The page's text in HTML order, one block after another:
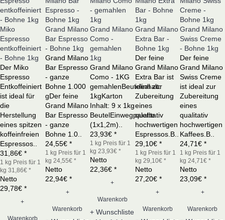
Miko
Espresso
entkoffeiniert
- Bohne 1kg
Der Miko
Espresso
Entkoffeiniert
ist ideal für
die
Herstellung
eines spitzen
koffeinfreien
Espressos..
31,86€ *
1 kg Preis für 1
kg 31,86€ *
Netto
29,78€ *
+
Warenkorb
Grand Milano
Bar Espresso
- Bohne 1kg
Grand Milano
Bar Espresso
- ganze
Bohne 1.000
gDer feine
Grand Milano
Bar Espresso
- ganze
Bohne 1.0..
24,55€ *
1 kg Preis für 1
kg 24,55€ *
Netto
22,94€ *
+
Warenkorb
Grand Milano
Como -
gemahlen
1kg
Grand Milano
Como - 1KG
gemahlenBeutelinhalt:
1kgKarton
Inhalt: 9 x 1kg
BeutelEinwegpalette
(1x1,2m)..
23,93€ *
1 kg Preis für 1
kg 23,93€ *
Netto
22,36€ *
+
Warenkorb
+ Wunschliste
Grand Milano
Extra Bar -
Bohne 1kg
Der feine
Grand Milano
Extra Bar ist
ideal zur
Zubereitung
eines
qualitativ
hochwertigen
Espressos.B..
29,10€ *
1 kg Preis für 1
kg 29,10€ *
Netto
27,20€ *
+
Warenkorb
Grand Milano
Swiss Creme
- Bohne 1kg
Der feine
Grand Milano
Swiss Creme
ist ideal zur
Zubereitung
eines
qualitativ
hochwertigen
Kaffees.B..
24,71€ *
1 kg Preis für 1
kg 24,71€ *
Netto
23,09€ *
+
Warenkorb